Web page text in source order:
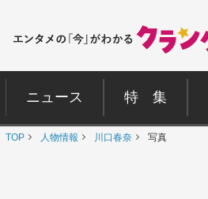
ニュース 特 集
TOP 人物情報 川口春奈 写真